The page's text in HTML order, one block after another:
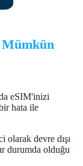
eSIM'inizi
hata ile
olarak devre dışı
durumda olduğu